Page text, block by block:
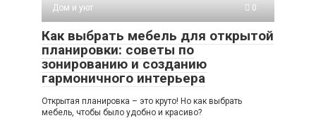
Дом и уют
0
Как выбрать мебель для открытой
планировки: советы по
зонированию и созданию
гармоничного интерьера
Открытая планировка – это круто! Но как выбрать
мебель, чтобы было удобно и красиво?